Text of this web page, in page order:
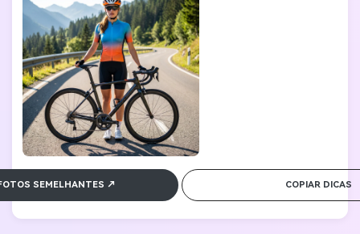
curvas, florestas e picos distantes. O sol claro da manhã cria
sombras dinâmicas. Sony A7 IV, lente 35mm f/2.8, ISO 200, f/4.0.
Estética esportiva, dinâmica e competitiva do esporte. Qualidade
4K.
SEMELHANTES ↗ COPIAR DICAS